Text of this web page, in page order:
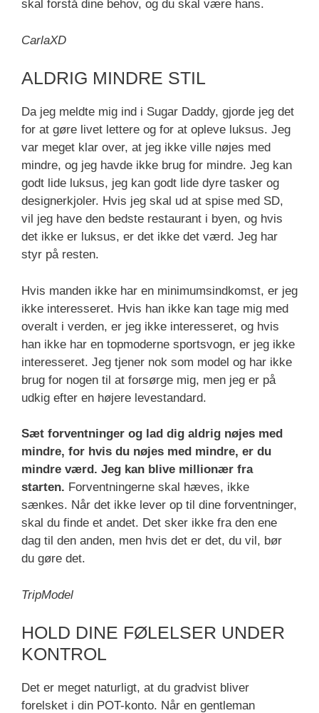
skal forstå dine behov, og du skal være hans.
CarlaXD
ALDRIG MINDRE STIL
Da jeg meldte mig ind i Sugar Daddy, gjorde jeg det
for at gøre livet lettere og for at opleve luksus. Jeg
var meget klar over, at jeg ikke ville nøjes med
mindre, og jeg havde ikke brug for mindre. Jeg kan
godt lide luksus, jeg kan godt lide dyre tasker og
designerkjoler. Hvis jeg skal ud at spise med SD,
vil jeg have den bedste restaurant i byen, og hvis
det ikke er luksus, er det ikke det værd. Jeg har
styr på resten.
Hvis manden ikke har en minimumsindkomst, er jeg
ikke interesseret. Hvis han ikke kan tage mig med
overalt i verden, er jeg ikke interesseret, og hvis
han ikke har en topmoderne sportsvogn, er jeg ikke
interesseret. Jeg tjener nok som model og har ikke
brug for nogen til at forsørge mig, men jeg er på
udkig efter en højere levestandard.
Sæt forventninger og lad dig aldrig nøjes med
mindre, for hvis du nøjes med mindre, er du
mindre værd. Jeg kan blive millionær fra
starten. Forventningerne skal hæves, ikke
sænkes. Når det ikke lever op til dine forventninger,
skal du finde et andet. Det sker ikke fra den ene
dag til den anden, men hvis det er det, du vil, bør
du gøre det.
TripModel
HOLD DINE FØLELSER UNDER
KONTROL
Det er meget naturligt, at du gradvist bliver
forelsket i din POT-konto. Når en gentleman